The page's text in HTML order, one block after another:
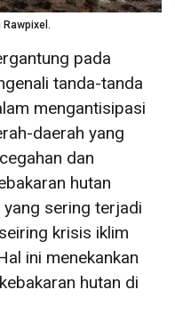
Rawpixel.
pada
tanda-tanda
mengantisipasi
daerah yang
dan
hutan
sering terjadi
krisis iklim
ini menekankan
hutan di